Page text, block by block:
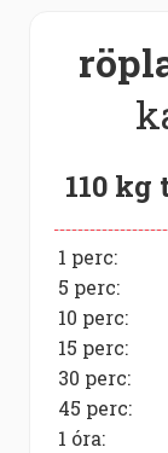
110
1 perc:
5 perc:
10 perc:
15 perc:
30 perc:
45 perc:
1 óra: